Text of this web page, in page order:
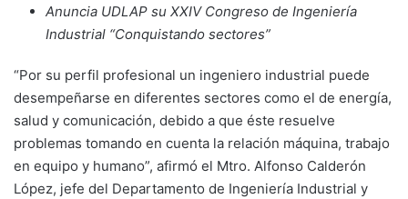
Anuncia UDLAP su XXIV Congreso de Ingeniería
Industrial “Conquistando sectores”
“Por su perfil profesional un ingeniero industrial puede
desempeñarse en diferentes sectores como el de energía,
salud y comunicación, debido a que éste resuelve
problemas tomando en cuenta la relación máquina, trabajo
en equipo y humano”, afirmó el Mtro. Alfonso Calderón
López, jefe del Departamento de Ingeniería Industrial y